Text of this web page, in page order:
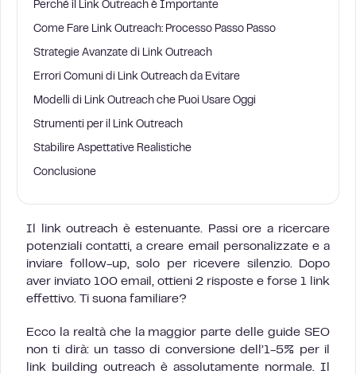
Perché il Link Outreach è Importante
Come Fare Link Outreach: Processo Passo Passo
Strategie Avanzate di Link Outreach
Errori Comuni di Link Outreach da Evitare
Modelli di Link Outreach che Puoi Usare Oggi
Strumenti per il Link Outreach
Stabilire Aspettative Realistiche
Conclusione
Il link outreach è estenuante. Passi ore a ricercare
potenziali contatti, a creare email personalizzate e a
inviare follow-up, solo per ricevere silenzio. Dopo
aver inviato 100 email, ottieni 2 risposte e forse 1 link
effettivo. Ti suona familiare?
Ecco la realtà che la maggior parte delle guide SEO
non ti dirà: un tasso di conversione dell’1-5% per il
link building outreach è assolutamente normale. Il